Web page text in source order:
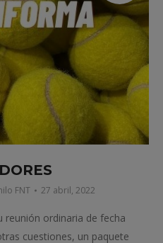
FNT 27 abril, 2022
reunión ordinaria de fecha
cuestiones, un paquete